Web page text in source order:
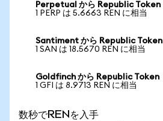
Perpetual から Republic Token
1 PERP は 5.6663 REN に相当
Santiment から Republic Token
1 SAN は 18.5670 REN に相当
Goldfinch から Republic Token
1 GFI は 8.9713 REN に相当
数秒でRENを入手